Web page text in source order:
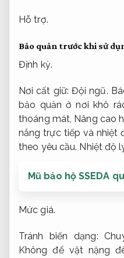
Hỗ trợ.
Bảo quản trước khi sử
Định kỳ.
Nơi cất giữ: Đội ngũ.
bảo quản ở nơi khô
thoáng mát, Nâng cao
nắng trực tiếp và nhiệt
theo yêu cầu. Nhiệt độ
Mũ bảo hộ SSEDA
Mức giá.
Tránh biến dạng:
Không để vật nặng